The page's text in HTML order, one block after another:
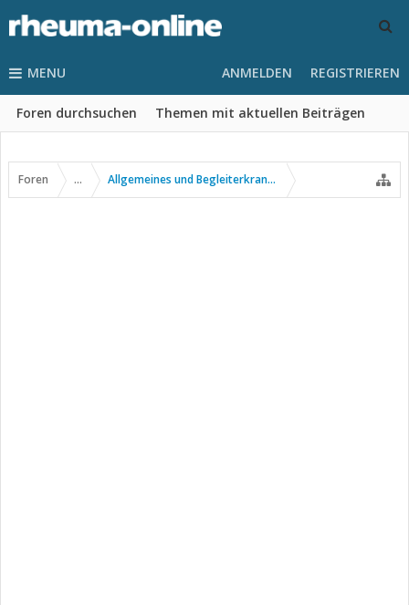
MENU
Foren durchsuchen Themen mit aktuellen Beiträgen
ANMELDEN REGISTRIEREN
Foren ... Allgemeines und Begleiterkrankungen